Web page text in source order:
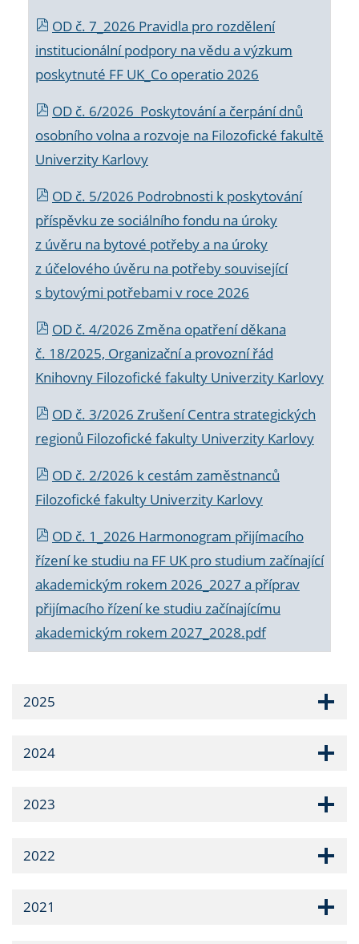
OD č. 7_2026 Pravidla pro rozdělení
institucionální podpory na vědu a výzkum
poskytnuté FF UK_Co operatio 2026
OD č. 6/2026 Poskytování a čerpání dnů
osobního volna a rozvoje na Filozofické fakultě
Univerzity Karlovy
OD č. 5/2026 Podrobnosti k poskytování
příspěvku ze sociálního fondu na úroky
z úvěru na bytové potřeby a na úroky
z účelového úvěru na potřeby související
s bytovými potřebami v roce 2026
OD č. 4/2026 Změna opatření děkana
č. 18/2025, Organizační a provozní řád
Knihovny Filozofické fakulty Univerzity Karlovy
OD č. 3/2026 Zrušení Centra strategických
regionů Filozofické fakulty Univerzity Karlovy
OD č. 2/2026 k cestám zaměstnanců
Filozofické fakulty Univerzity Karlovy
OD č. 1_2026 Harmonogram přijímacího
řízení ke studiu na FF UK pro studium začínající
akademickým rokem 2026_2027 a příprav
přijímacího řízení ke studiu začínajícímu
akademickým rokem 2027_2028.pdf
2025
2024
2023
2022
2021